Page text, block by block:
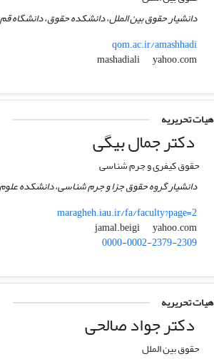
دانشیار حقوق بین الملل، دانشکده حقوق، دانشگاه قم
qom.ac.ir/amashhadi
mashadiali
yahoo.com
هیات تحریریه
دکتر جمال بیگی
حقوق کیفری و جرم شناسی
دانشیار گروه حقوق جزا و جرم شناسی، دانشکده علوم
maragheh.iau.ir/fa/faculty?page=2
jamal.beigi
yahoo.com
0000-0002-2379-2309
هیات تحریریه
دکتر جواد صالحی
حقوق بین الملل